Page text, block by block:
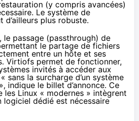
(y compris avancées)
Le système de
d’ailleurs plus robuste.
le passage (passthrough) de
le partage de fichiers
entre un hôte et ses
Virtiofs permet de fonctionner,
invités à accéder aux
sans la surcharge d’un système
indique le billet d’annonce. Ce
les Linux « modernes » intègrent
logiciel dédié est nécessaire